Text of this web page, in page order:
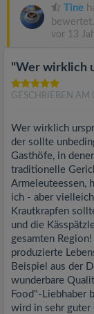
Tine
bewertet.
vor 13
"Wer wirklich
GESCHRIEBEN
Wer wirklich
der sollte
Gasthöfe, in
traditionelle
Armeleuteessen,
ich - aber
Krautkrapfen
und die
gesamten
produzierte
Beispiel aus der
wunderbare
Food"-Liebhaber
wird in sehr guter